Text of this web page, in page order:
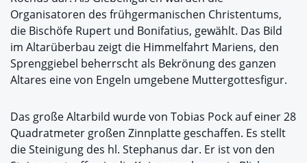
Organisatoren des frühgermanischen Christentums,
die Bischöfe Rupert und Bonifatius, gewählt. Das Bild
im Altarüberbau zeigt die Himmelfahrt Mariens, den
Sprenggiebel beherrscht als Bekrönung des ganzen
Altares eine von Engeln umgebene Muttergottesfigur.
Das große Altarbild wurde von Tobias Pock auf einer 28
Quadratmeter großen Zinnplatte geschaffen. Es stellt
die Steinigung des hl. Stephanus dar. Er ist von den